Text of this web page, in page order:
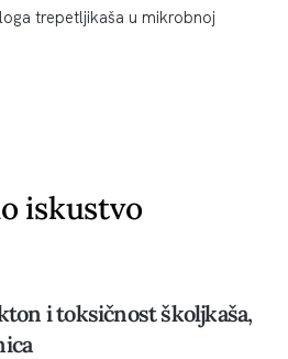
trepetljikaša u mikrobnoj
iskustvo
i toksičnost školjkaša,